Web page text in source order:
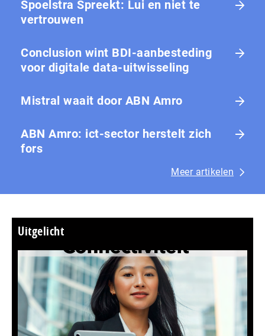
Spoelstra Spreekt: Lui en niet te
vertrouwen
Conclusion wint BDI-aanbesteding
voor digitale data-uitwisseling
Mistral waait door ABN Amro
ABN Amro: ict-sector herstelt zich
fors
Meer artikelen
Uitgelicht